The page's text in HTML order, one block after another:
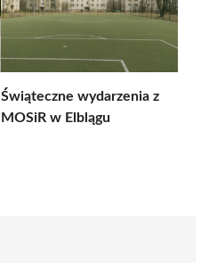
Świąteczne wydarzenia z
MOSiR w Elblągu